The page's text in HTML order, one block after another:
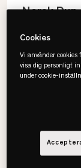
Norsk Dun
Välj storlek
Välj
Cookies
Vi använder cookies
visa dig personligt
under cookie-